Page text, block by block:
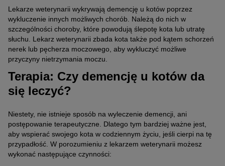
Lekarze weterynarii wykrywają demencję u kotów poprzez
wykluczenie innych możliwych chorób. Należą do nich w
szczególności choroby, które powodują ślepotę kota lub utratę
słuchu. Lekarz weterynarii zbada kota także pod kątem schorzeń
nerek lub pęcherza moczowego, aby wykluczyć możliwe
przyczyny nietrzymania moczu.
Terapia: Czy demencję u kotów da
się leczyć?
Niestety, nie istnieje sposób na wyleczenie demencji, ani
postępowanie terapeutyczne. Dlatego tym bardziej ważne jest,
aby wspierać swojego kota w codziennym życiu, jeśli cierpi na tę
przypadłość. W porozumieniu z lekarzem weterynarii możesz
wykonać następujące czynności: